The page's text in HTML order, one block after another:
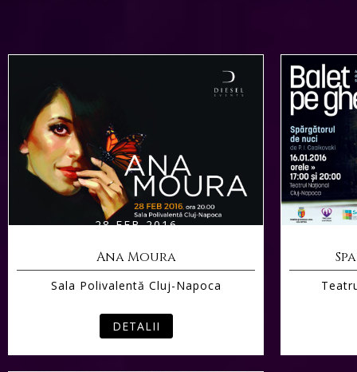
28 FEB 2016
Ana Moura
Sala Polivalentă Cluj-Napoca
DETALII